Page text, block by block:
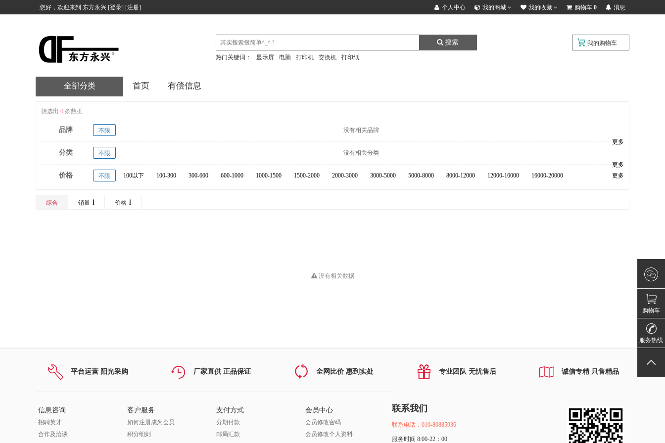
您好，欢迎来到 东方永兴 [登录] [注册] 个人中心 我的商城 我的收藏 购物车 0 消息
搜索
热门关键词： 显示屏 电脑 打印机 交换机 打印纸
我的购物车
首页 有偿信息
全部分类
筛选出 0 条数据
品牌 不限
没有相关品牌
更多
分类 不限
没有相关分类
更多
价格 不限 100以下 100-300 300-600 600-1000 1000-1500 1500-2000 2000-3000 3000-5000 5000-8000 8000-12000 12000-16000 16000-20000 更多
综合 销量 价格
没有相关数据
平台运营 阳光采购 厂家直供 正品保证 全网比价 惠到实处 专业团队 无忧售后 诚信专精 只售精品
信息咨询
招聘英才
合作及洽谈
客户服务
如何注册成为会员
积分细则
支付方式
分期付款
邮局汇款
会员中心
会员修改密码
会员修改个人资料
联系我们
联系电话：010-80885936
服务时间 8:00-22：00
微信咨询
购物车
请登录！
服务热线
010-
返回顶部